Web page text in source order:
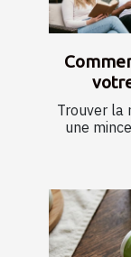
Trouver la
une